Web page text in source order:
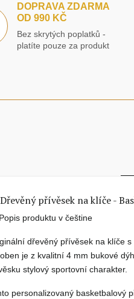
DOPRAVA ZDARMA
OD 990 KČ
Bez skrytých poplatků -
platíte pouze za produkt
přívěsek na klíče -
Popis produktu v češtine
dřevěný přívěsek na klíče
je z kvalitní4 mm bukové
stylový sportovní charakter.
personalizovaný basketbalový